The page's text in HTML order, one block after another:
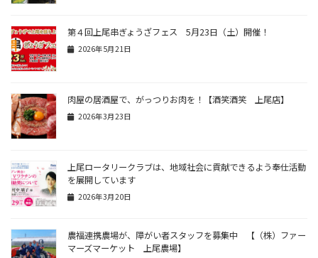
第４回上尾串ぎょうざフェス 5月23日（土）開催！
2026年5月21日
肉屋の居酒屋で、がっつりお肉を！【酒笑酒笑 上尾店】
2026年3月23日
上尾ロータリークラブは、地域社会に貢献できるよう奉仕活動
を展開しています
2026年3月20日
農福連携農場が、障がい者スタッフを募集中 【（株）ファー
マーズマーケット 上尾農場】